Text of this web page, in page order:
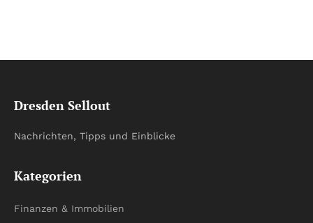
Dresden Sellout
Nachrichten, Tipps und Einblicke
Kategorien
Finanzen & Immobilien